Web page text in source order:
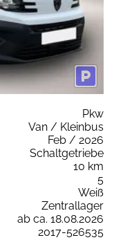
Pkw
Van / Kleinbus
Feb / 2026
Schaltgetriebe
10 km
5
Weiß
Zentrallager
ab ca. 18.08.2026
2017-526535